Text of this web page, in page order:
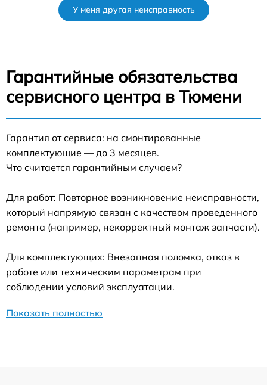
У меня другая неисправность
Гарантийные обязательства
сервисного центра в Тюмени
Гарантия от сервиса: на смонтированные
комплектующие — до 3 месяцев.
Что считается гарантийным случаем?
Для работ: Повторное возникновение неисправности,
который напрямую связан с качеством проведенного
ремонта (например, некорректный монтаж запчасти).
Для комплектующих: Внезапная поломка, отказ в
работе или техническим параметрам при
соблюдении условий эксплуатации.
Показать полностью